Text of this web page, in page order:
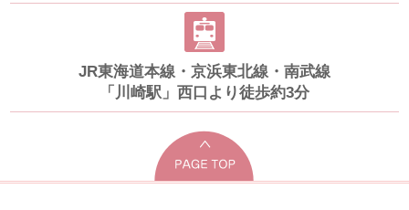
JR東海道本線・京浜東北線・南武線
「川崎駅」西口より徒歩約3分